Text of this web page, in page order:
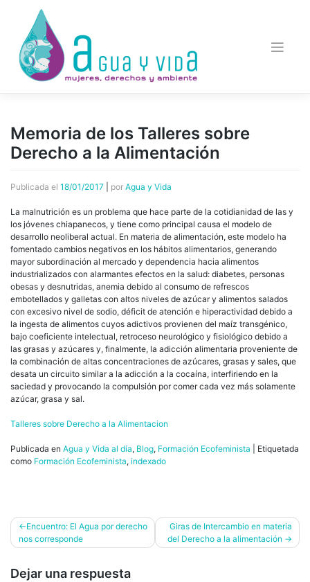
contenido
Memoria de los Talleres sobre
Derecho a la Alimentación
Publicada el 18/01/2017 por Agua y Vida
La malnutrición es un problema que hace parte de la cotidianidad de las y
los jóvenes chiapanecos, y tiene como principal causa el modelo de
desarrollo neoliberal actual. En materia de alimentación, este modelo ha
fomentado cambios negativos en los hábitos alimentarios, generando
mayor subordinación al mercado y dependencia hacia alimentos
industrializados con alarmantes efectos en la salud: diabetes, personas
obesas y desnutridas, anemia debido al consumo de refrescos
embotellados y galletas con altos niveles de azúcar y alimentos salados
con excesivo nivel de sodio, déficit de atención e hiperactividad debido a
la ingesta de alimentos cuyos adictivos provienen del maíz transgénico,
bajo coeficiente intelectual, retroceso neurológico y fisiológico debido a
las grasas y azúcares y, finalmente, la adicción alimentaria proveniente de
la combinación de altas concentraciones de azúcares, grasas y sales, que
desata un circuito similar a la adicción a la cocaína, interfiriendo en la
saciedad y provocando la compulsión por comer cada vez más solamente
azúcar, grasa y sal.
Talleres sobre Derecho a la Alimentacion
Publicada en Agua y Vida al día, Blog, Formación Ecofeminista
Etiquetada
como Formación Ecofeminista, indexado
Navegación
de
entradas
Encuentro: El Agua por derecho
nos corresponde
Giras de Intercambio en materia
del Derecho a la alimentación
Dejar una respuesta